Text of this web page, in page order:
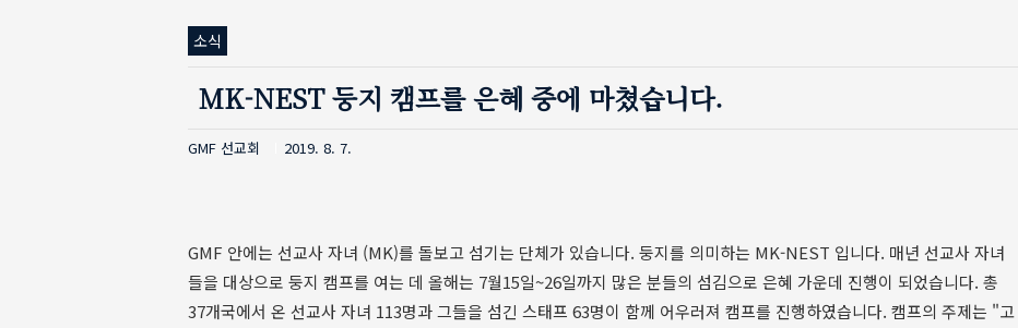
소식
MK-NEST 둥지 캠프를 은혜 중에 마쳤습니다.
GMF 선교회 2019. 8. 7.
GMF 안에는 선교사 자녀 (MK)를 돌보고 섬기는 단체가 있습니다. 둥지를 의미하는 MK-NEST 입니다. 매년 선교사 자녀
들을 대상으로 둥지 캠프를 여는 데 올해는 7월15일~26일까지 많은 분들의 섬김으로 은혜 가운데 진행이 되었습니다. 총
37개국에서 온 선교사 자녀 113명과 그들을 섬긴 스태프 63명이 함께 어우러져 캠프를 진행하였습니다. 캠프의 주제는 "고